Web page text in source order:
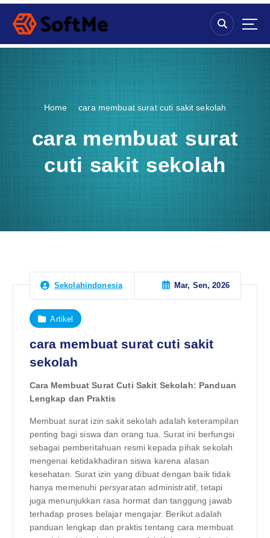
S
p
Home cara membuat surat cuti sakit sekolah
cara membuat surat
cuti sakit sekolah
Sekolahindonesia Mar, Sen, 2026
Artikel
cara membuat surat cuti sakit
sekolah
Cara Membuat Surat Cuti Sakit Sekolah: Panduan
Lengkap dan Praktis
Membuat surat izin sakit sekolah adalah keterampilan
penting bagi siswa dan orang tua. Surat ini berfungsi
sebagai pemberitahuan resmi kepada pihak sekolah
mengenai ketidakhadiran siswa karena alasan
kesehatan. Surat izin yang dibuat dengan baik tidak
hanya memenuhi persyaratan administratif, tetapi
juga menunjukkan rasa hormat dan tanggung jawab
terhadap proses belajar mengajar. Berikut adalah
panduan lengkap dan praktis tentang cara membuat